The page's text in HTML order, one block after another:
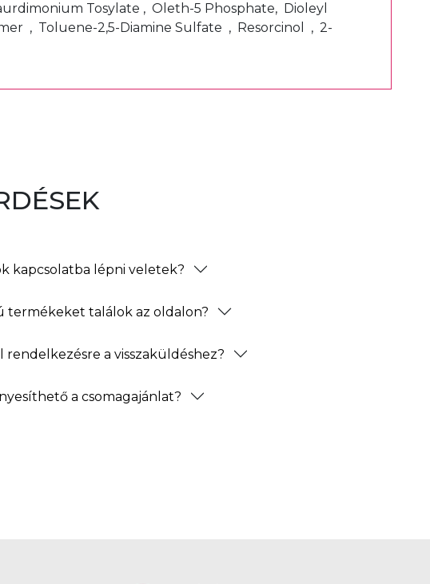
Tosylate , Oleth-5 Phosphate, Dioleyl
, Toluene-2,5-Diamine Sulfate , Resorcinol , 2-
kapcsolatba lépni veletek?
termékeket találok az oldalon?
rendelkezésre a visszaküldéshez?
a csomagajánlat?